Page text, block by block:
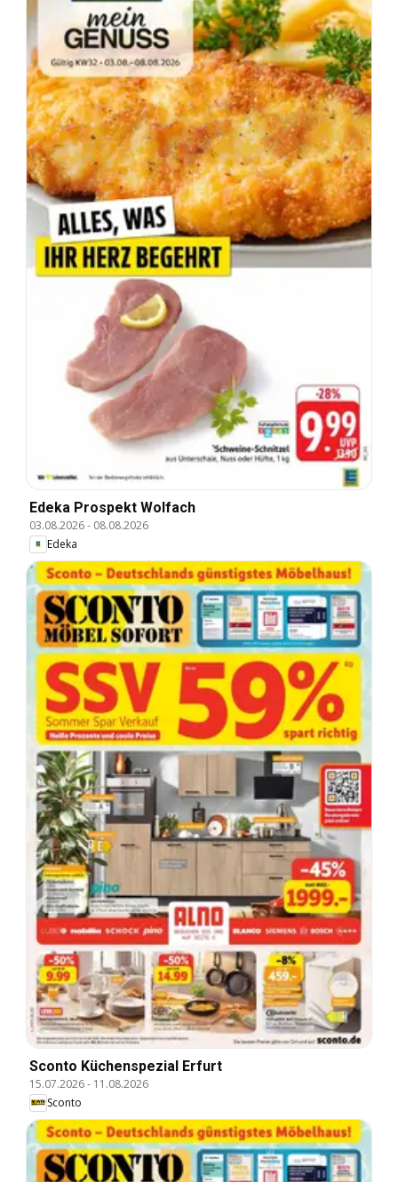
Edeka Prospekt Wolfach
03.08.2026- 08.08.2026
Edeka
Sconto Küchenspezial Erfurt
15.07.2026- 11.08.2026
Sconto